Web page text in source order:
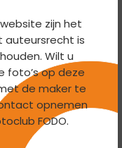
zijn het
auteursrecht is
Wilt u
foto’s op deze
de maker te
opnemen
FODO.
te zien
Paperclip. Zie de